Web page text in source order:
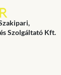
Szolgáltató Kft.